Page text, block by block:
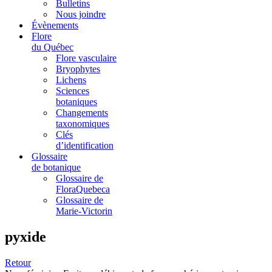
Bulletins
Nous joindre
Évènements
Flore
du Québec
Flore vasculaire
Bryophytes
Lichens
Sciences
botaniques
Changements
taxonomiques
Clés
d’identification
Glossaire
de botanique
Glossaire de
FloraQuebeca
Glossaire de
Marie-Victorin
pyxide
Retour